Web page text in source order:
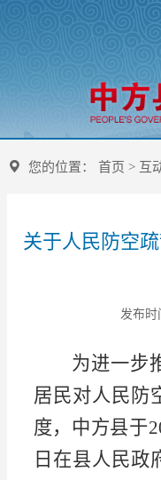
您的位置： 首页 > 互
关于人民防空
发布时
为进一步
居民对人民防
度，中方县于
日在县人民政